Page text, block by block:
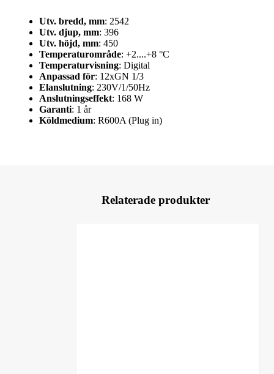
Utv. bredd, mm: 2542
Utv. djup, mm: 396
Utv. höjd, mm: 450
Temperaturområde: +2....+8 °C
Temperaturvisning: Digital
Anpassad för: 12xGN 1/3
Elanslutning: 230V/1/50Hz
Anslutningseffekt: 168 W
Garanti: 1 år
Köldmedium: R600A (Plug in)
Relaterade produkter